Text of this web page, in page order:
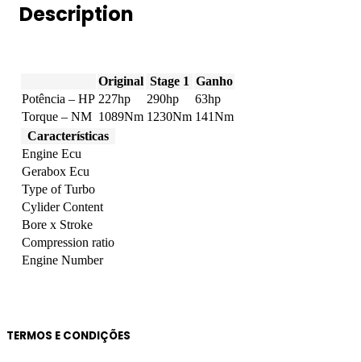
227hp
Description
Original Stage 1 Ganho
Potência – HP 227hp 290hp
63hp
Torque – NM 1089Nm 1230Nm 141Nm
Características
Engine Ecu
Gerabox Ecu
Type of Turbo
Cylider Content
Bore x Stroke
Compression ratio
Engine Number
TERMOS E CONDIÇÕES